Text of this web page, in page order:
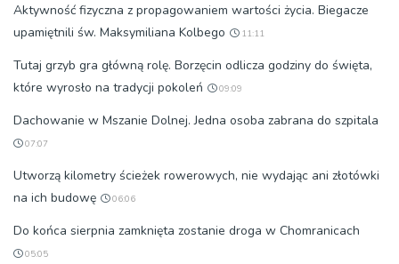
Aktywność fizyczna z propagowaniem wartości życia. Biegacze
upamiętnili św. Maksymiliana Kolbego
11:11
Tutaj grzyb gra główną rolę. Borzęcin odlicza godziny do święta,
które wyrosło na tradycji pokoleń
09:09
Dachowanie w Mszanie Dolnej. Jedna osoba zabrana do szpitala
07:07
Utworzą kilometry ścieżek rowerowych, nie wydając ani złotówki
na ich budowę
06:06
Do końca sierpnia zamknięta zostanie droga w Chomranicach
05:05